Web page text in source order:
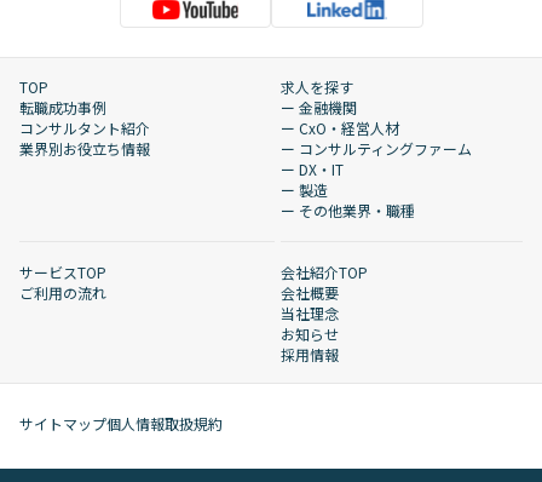
TOP
転職成功事例
コンサルタント紹介
業界別お役立ち情報
求人を探す
ー 金融機関
ー CxO・経営人材
ー コンサルティングファーム
ー DX・IT
ー 製造
ー その他業界・職種
サービスTOP
ご利用の流れ
会社紹介TOP
会社概要
当社理念
お知らせ
採用情報
サイトマップ個人情報取扱規約